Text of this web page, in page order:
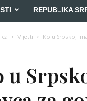
REPUBLIKA
Vijesti Ko u Srpskoj
u